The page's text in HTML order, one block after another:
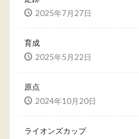
2025年7月27日
育成
2025年5月22日
原点
2024年10月20日
ライオンズカップ